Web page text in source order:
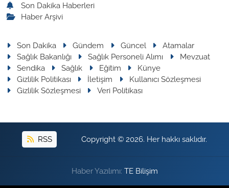
Son Dakika Haberleri
Haber Arşivi
Son Dakika Gündem Güncel
Atamalar
Sağlık Bakanlığı
Sağlık Personeli Alımı
Mevzuat
Sendika
Sağlık Eğitim
Künye
Gizlilik Politikası
İletişim
Kullanıcı Sözleşmesi
Gizlilik Sözleşmesi
Veri Politikası
RSS Copyright © 2026. Her hakkı saklıdır.
Haber Yazılımı: TE Bilişim